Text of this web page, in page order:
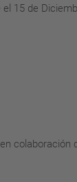
15 de